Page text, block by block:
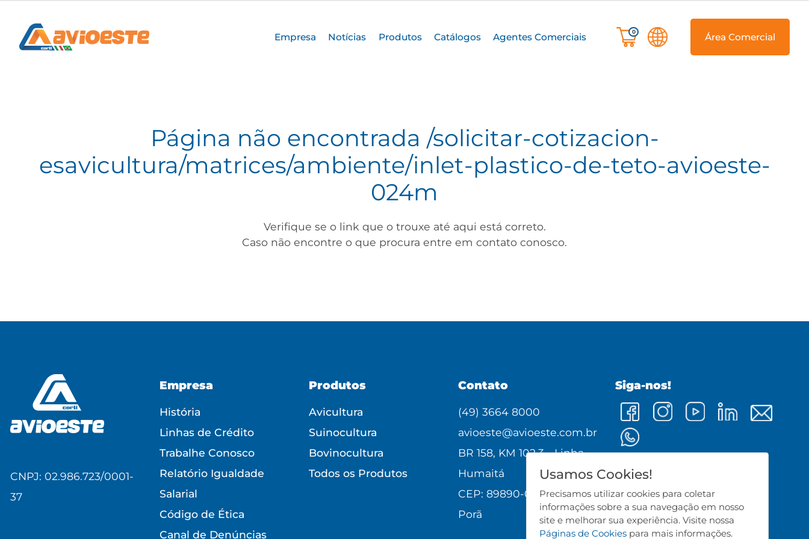
Usamos Cookies!
Precisamos utilizar cookies para coletar
informações sobre a sua navegação em nosso
site e melhorar sua experiência. Visite nossa
Páginas de Cookies para mais informações.
Empresa Notícias Produtos Catálogos Agentes Comerciais 0 Área Comercial
Página não encontrada /solicitar-cotizacion-
esavicultura/matrices/ambiente/inlet-plastico-de-teto-avioeste-
024m
Verifique se o link que o trouxe até aqui está correto.
Caso não encontre o que procura entre em contato conosco.
CNPJ: 02.986.723/0001-
37
Empresa
História
Linhas de Crédito
Trabalhe Conosco
Relatório Igualdade
Salarial
Código de Ética
Canal de Denúncias
Produtos
Avicultura
Suinocultura
Bovinocultura
Todos os Produtos
Contato
(49) 3664 8000
avioeste@avioeste.com.br
BR 158, KM 102,3 - Linha
Humaitá
CEP: 89890-000 - Cunha
Porã
Siga-nos!